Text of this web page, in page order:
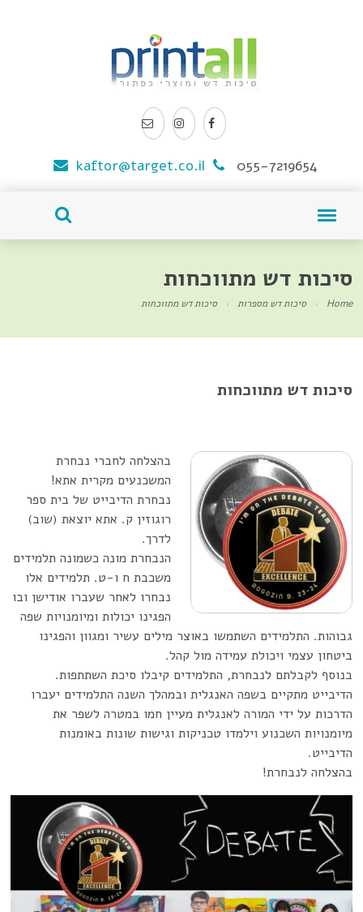
kaftor@target.co.il 055-7219654
סיכות דש מתווכחות
Home סיכות דש מספרות סיכות דש מתווכחות
סיכות דש מתווכחות
בהצלחה לחברי נבחרת
המשכנעים מקרית אתא!
נבחרת הדיבייט של בית ספר
רוגוזין ק. אתא יוצאת (שוב)
לדרך.
הנבחרת מונה כשמונה תלמידים
משכבת ח ו-ט. תלמידים אלו
נבחרו לאחר שעברו אודישן ובו
הפגינו יכולות ומיומנויות שפה
גבוהות. התלמידים השתמשו באוצר מילים עשיר ומגוון והפגינו
ביטחון עצמי ויכולת עמידה מול קהל.
בנוסף לקבלתם לנבחרת, התלמידים קיבלו סיכת השתתפות.
הדיבייט מתקיים בשפה האנגלית ובמהלך השנה התלמידים יעברו
הדרכות על ידי המורה לאנגלית מעיין חמו במטרה לשפר את
מיומנויות השכנוע וילמדו טכניקות וגישות שונות באומנות
הדיבייט.
בהצלחה לנבחרת!